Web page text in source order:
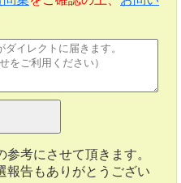
考にさせて頂きます。
報告もありがとうござい